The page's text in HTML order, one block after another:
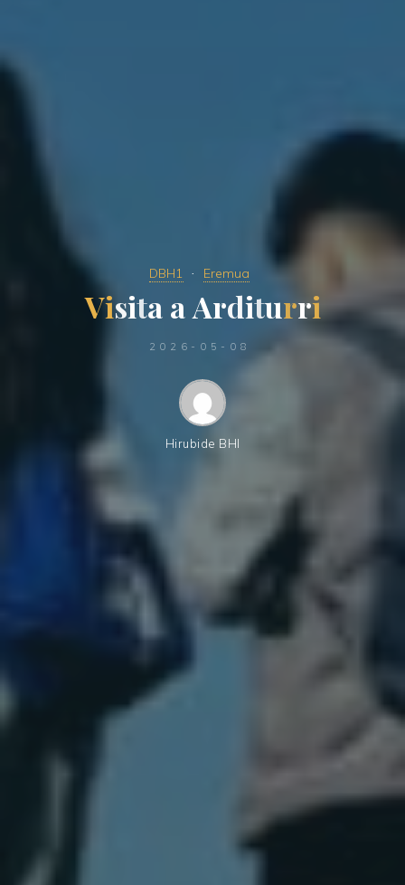
DBH1 Eremua
Visita aArditurri
2026-05-08
Hirubide BHI